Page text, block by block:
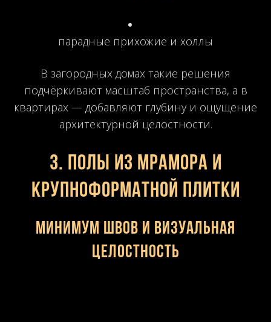
парадные прихожие и холлы
В загородных домах такие решения
подчёркивают масштаб пространства, а в
квартирах — добавляют глубину и ощущение
архитектурной целостности.
3. Полы из мрамора и
крупноформатной плитки
Минимум швов и визуальная
целостность